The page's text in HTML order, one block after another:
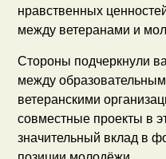
нравственных
между ветеранами и
Стороны подчеркнули
между
ветеранскими
совместные проекты в
значительный вклад в